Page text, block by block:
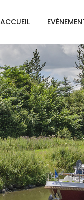
ACCUEIL